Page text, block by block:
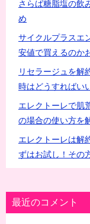
さらば糖脂塩の飲
め
サイクルプラスエ
安値で買えるのか
リセラージュを解
時はどうすればい
エレクトーレで肌
の場合の使い方を
エレクトーレは解
ずはお試し！その
最近のコメント